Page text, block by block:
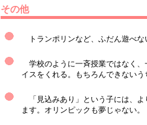
その他
トランポリンなど、ふだん遊べな
学校のように一斉授業ではなく、
イスをくれる。もちろんできないう
「見込みあり」という子には、よ
ます。オリンピックも夢じゃない。